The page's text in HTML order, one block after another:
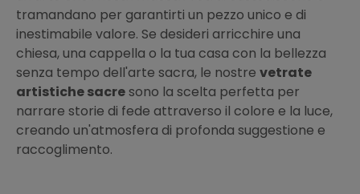
tramandano per garantirti un pezzo unico e di
inestimabile valore. Se desideri arricchire una
chiesa, una cappella o la tua casa con la bellezza
senza tempo dell'arte sacra, le nostre vetrate
artistiche sacresono la scelta perfetta per
narrare storie di fede attraverso il colore e la luce,
creando un'atmosfera di profonda suggestione e
raccoglimento.